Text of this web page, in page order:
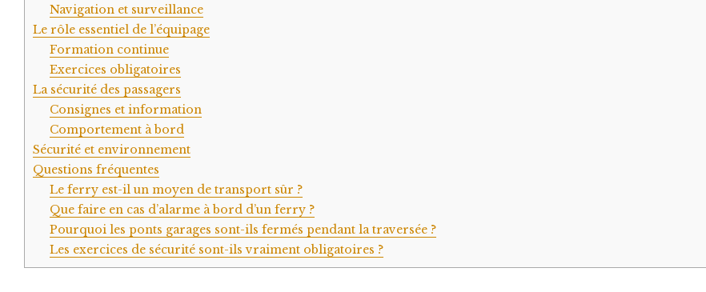
Navigation et surveillance
Le rôle essentiel de l’équipage
Formation continue
Exercices obligatoires
La sécurité des passagers
Consignes et information
Comportement à bord
Sécurité et environnement
Questions fréquentes
Le ferry est-il un moyen de transport sûr ?
Que faire en cas d’alarme à bord d’un ferry ?
Pourquoi les ponts garages sont-ils fermés pendant la traversée ?
Les exercices de sécurité sont-ils vraiment obligatoires ?